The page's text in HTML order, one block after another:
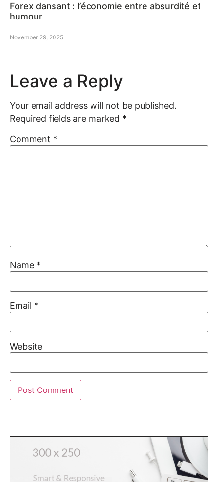
Forex dansant : l’économie entre absurdité et
humour
November 29, 2025
Leave a Reply
Your email address will not be published.
Required fields are marked *
Comment *
Name *
Email *
Website